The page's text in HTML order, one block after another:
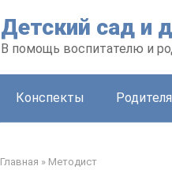
Детский сад и
В помощь воспитателю и
Конспекты
Главная » Методист